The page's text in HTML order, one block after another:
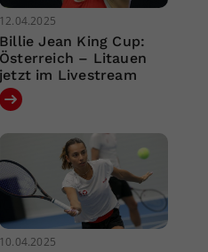
12.04.2025
Billie Jean King Cup:
Österreich – Litauen
jetzt im Livestream
10.04.2025